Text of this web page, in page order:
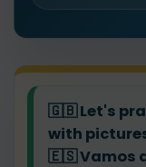
🇬🇧Let's
with
🇪🇸Vamos